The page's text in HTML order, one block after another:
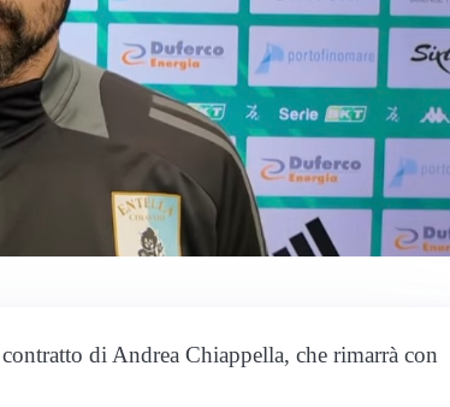
di Andrea Chiappella, che rimarrà con